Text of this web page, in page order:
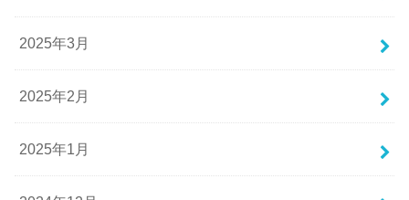
2025年3月
2025年2月
2025年1月